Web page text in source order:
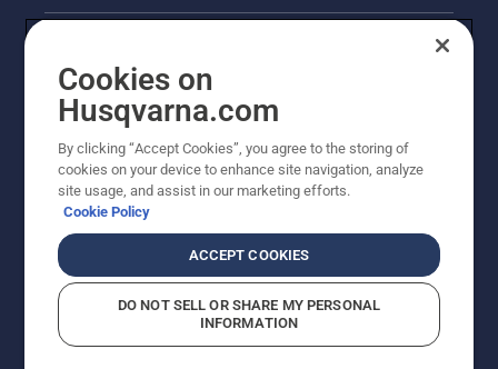
Други сайтове на Husqvarna
© Husqvarna AB (публ). Всички права запазени.
Cookies on
Husqvarna.com
By clicking “Accept Cookies”, you agree to the storing of
cookies on your device to enhance site navigation, analyze
site usage, and assist in our marketing efforts.
Cookie Policy
ACCEPT COOKIES
DO NOT SELL OR SHARE MY PERSONAL
INFORMATION